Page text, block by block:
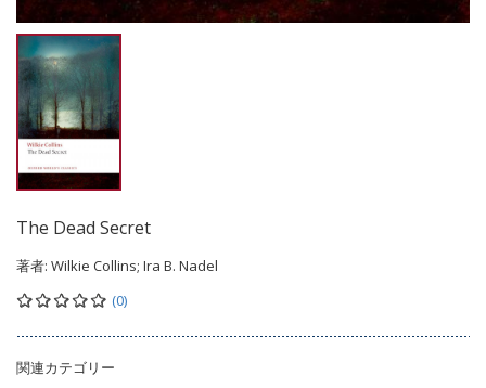
The Dead Secret
著者: Wilkie Collins; Ira B. Nadel
(0)
関連カテゴリー